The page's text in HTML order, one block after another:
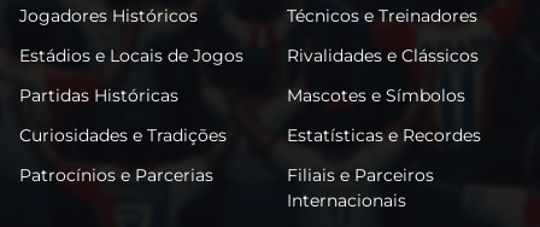
Jogadores Históricos
Técnicos e Treinadores
Estádios e Locais de Jogos
Rivalidades e Clássicos
Partidas Históricas
Mascotes e Símbolos
Curiosidades e Tradições
Estatísticas e Recordes
Patrocínios e Parcerias
Filiais e Parceiros
Internacionais